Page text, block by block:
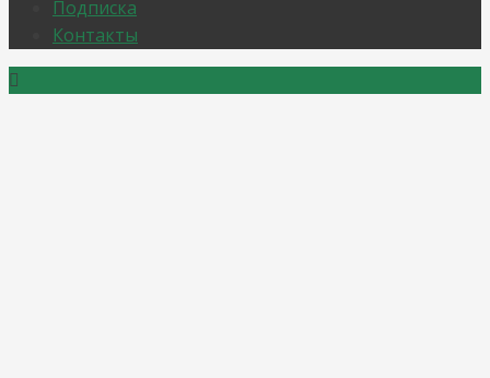
Подписка
Контакты